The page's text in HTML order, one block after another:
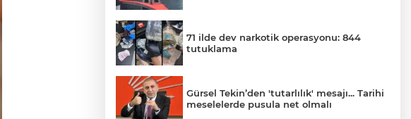
71 ilde dev narkotik operasyonu: 844
tutuklama
Gürsel Tekin’den 'tutarlılık' mesajı... Tarihi
meselelerde pusula net olmalı